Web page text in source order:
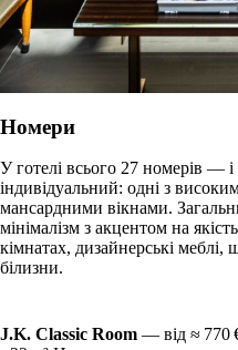
Номери
У готелі всього 27 номерів
індивідуальний: одні з
мансардними вікнами.
мінімалізм з акцентом на
кімнатах, дизайнерські меблі,
білизни.
J.K. Classic Room — від ≈ 770